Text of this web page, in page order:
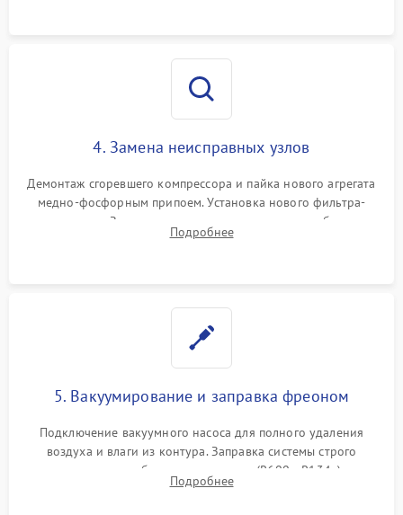
4. Замена неисправных узлов
Демонтаж сгоревшего компрессора и пайка нового агрегата
медно-фосфорным припоем. Установка нового фильтра-
осушителя. Замена изношенных вентиляторов обдува,
сломанных заслонок или поврежденных дверных петель.
Подробнее
5. Вакуумирование и заправка фреоном
Подключение вакуумного насоса для полного удаления
воздуха и влаги из контура. Заправка системы строго
дозированным объемом хладагента (R600a, R134a) по
электронным весам. Контроль рабочего давления в системе.
Подробнее